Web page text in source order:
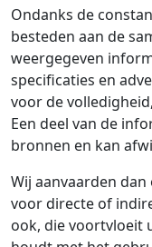
Ondanks de
besteden aan de
weergegeven
specificaties en
voor de
Een deel van de
bronnen en kan
Wij aanvaarden
voor directe of
ook, die voortvloeit